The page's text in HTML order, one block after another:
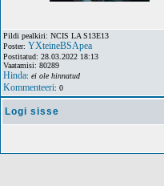
Pildi pealkiri: NCIS LA S13E13
Poster: YXteineBSApea
Postitatud: 28.03.2022 18:13
Vaatamisi: 80289
Hinda: ei ole hinnatud
Kommenteeri: 0
Logi sisse